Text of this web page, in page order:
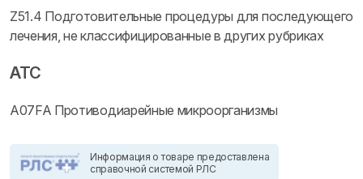
Z51.4 Подготовительные процедуры для последующего
лечения, не классифицированные в других рубриках
ATC
A07FA Противодиарейные микроорганизмы
Информация о товаре предоставлена
справочной системой РЛС